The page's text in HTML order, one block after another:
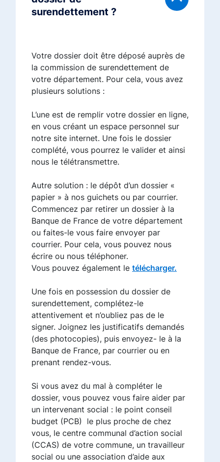
surendettement ?
Votre dossier doit être déposé auprès de
la commission de surendettement de
votre département. Pour cela, vous avez
plusieurs solutions :
L’une est de remplir votre dossier en ligne,
en vous créant un espace personnel sur
notre site internet. Une fois le dossier
complété, vous pourrez le valider et ainsi
nous le télétransmettre.
Autre solution : le dépôt d’un dossier «
papier » à nos guichets ou par courrier.
Commencez par retirer un dossier à la
Banque de France de votre département
ou faites-le vous faire envoyer par
courrier. Pour cela, vous pouvez nous
écrire ou nous téléphoner.
Vous pouvez également le télécharger.
Une fois en possession du dossier de
surendettement, complétez-le
attentivement et n’oubliez pas de le
signer. Joignez les justificatifs demandés
(des photocopies), puis envoyez- le à la
Banque de France, par courrier ou en
prenant rendez-vous.
Si vous avez du mal à compléter le
dossier, vous pouvez vous faire aider par
un intervenant social : le point conseil
budget (PCB) le plus proche de chez
vous, le centre communal d’action social
(CCAS) de votre commune, un travailleur
social ou une association d’aide aux